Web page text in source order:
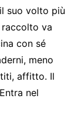
suo volto più
va
con sé
meno
affitto. Il
nel